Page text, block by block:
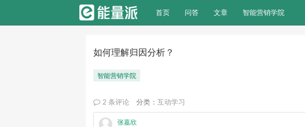
首页(current)
问答 文章 智能营销学院
如何理解归因分析？
智能营销学院
2 条评论 分类： 互动学习
张嘉欣